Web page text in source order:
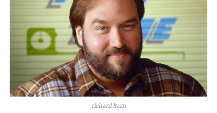
richard karn